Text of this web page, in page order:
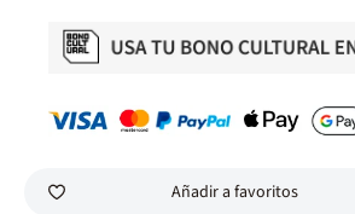
Añadir a favoritos